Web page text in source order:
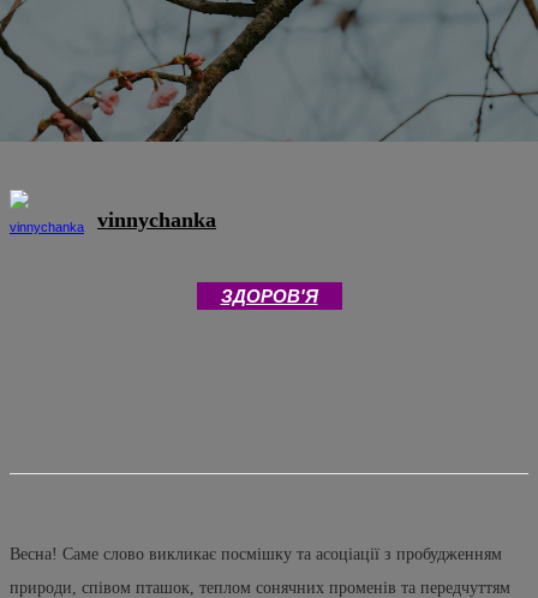
vinnychanka
ЗДОРОВ'Я
Весна! Саме слово викликає посмішку та асоціації з пробудженням
природи, співом пташок, теплом сонячних променів та передчуттям